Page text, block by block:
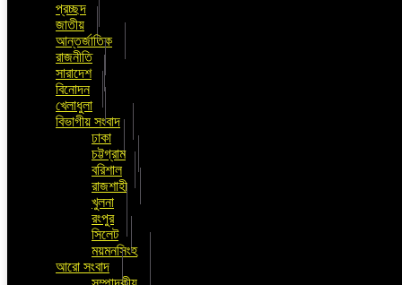
প্রচ্ছদ
জাতীয়
আন্তর্জাতিক
রাজনীতি
সারাদেশ
বিনোদন
খেলাধুলা
বিভাগীয় সংবাদ
ঢাকা
চট্টগ্রাম
বরিশাল
রাজশাহী
খুলনা
রংপুর
সিলেট
ময়মনসিংহ
আরো সংবাদ